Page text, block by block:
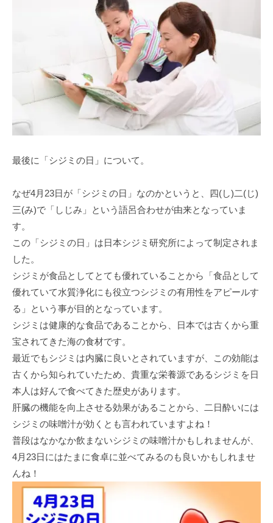
最後に「シジミの日」について。
なぜ4月23日が「シジミの日」なのかというと、四(し)二(じ)
三(み)で「しじみ」という語呂合わせが由来となっていま
す。
この「シジミの日」は日本シジミ研究所によって制定されま
した。
シジミが食品としてとても優れていることから「食品として
優れていて水質浄化にも役立つシジミの有用性をアピールす
る」という事が目的となっています。
シジミは健康的な食品であることから、日本では古くから重
宝されてきた海の食材です。
最近でもシジミは内臓に良いとされていますが、この効能は
古くから知られていたため、貴重な栄養源であるシジミを日
本人は好んで食べてきた歴史があります。
肝臓の機能を向上させる効果があることから、二日酔いには
シジミの味噌汁が効くとも言われていますよね！
普段はなかなか飲まないシジミの味噌汁かもしれませんが、
4月23日にはたまに食卓に並べてみるのも良いかもしれませ
んね！